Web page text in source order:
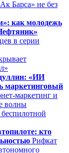
как молодежь
в серии
«ИИ
маркетинговый
маркетинг и
волны
кто
Рифкат